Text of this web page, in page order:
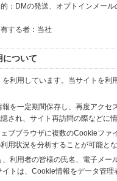
：DMの発送、オプトインメー
する者：当社
ついて
利用しています。当サイトを
を一定期間保存し、再度アク
され、サイト再訪問の際などに
ブブラウザに複数のCookieフ
用状況を分析することが可能とな
利用者の皆様の氏名、電子メ
トは、Cookie情報をデータ管理